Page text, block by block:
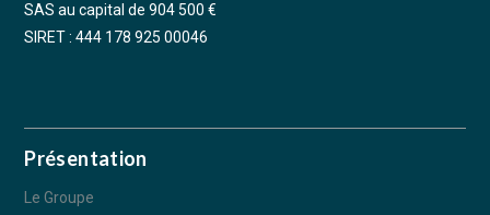
SAS au capital de 904 500 €
SIRET : 444 178 925 00046
Présentation
Le Groupe